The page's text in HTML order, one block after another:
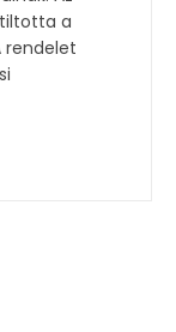
a
rendelet